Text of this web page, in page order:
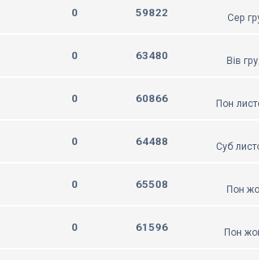
0 59822
Сер
0 63480
Вів
0 60866
Пон
0 64488
Суб
0 65508
Пон
0 61596
Пон